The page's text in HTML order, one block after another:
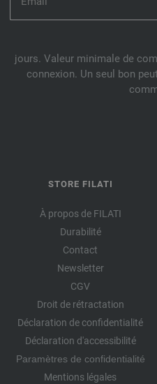
jours. Valeur minimale de
connexion. Un seul bon
STORE FILATI
À propos de FILATI
Durabilité
Contact
Newsletter
CGV
Droit de rétractation
Déclaration de confidentialité
Déclaration d'accessibilité
Paramètres de confidentialité
Mentions légales